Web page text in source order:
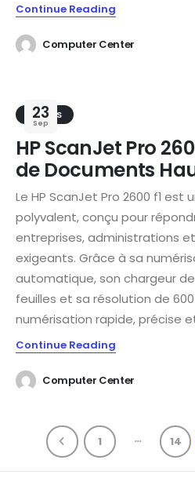
Continue Reading
Computer Center
23
Sep
TRENDS
HP ScanJet Pro
de Documents
Le HP ScanJet Pro 2600 f1 est
polyvalent, conçu pour
entreprises, administrations
exigeants. Grâce à sa
automatique, son chargeur
feuilles et sa résolution de
numérisation rapide, précise
Continue Reading
Computer Center
1 … 14